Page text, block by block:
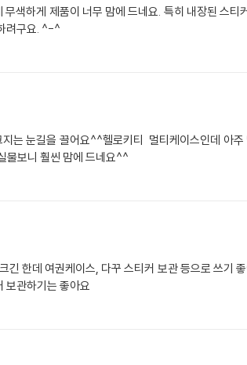
색하게 제품이 너무 맘에 드네요. 특히 내장된 스
려구요. ^-^
는 눈길을 끌어요^^헬로키티 멀티케이스인데 아
물보니 훨씬 맘에 드네요^^
한데 여권케이스, 다꾸 스티커 보관 등으로 쓰기
보관하기는 좋아요